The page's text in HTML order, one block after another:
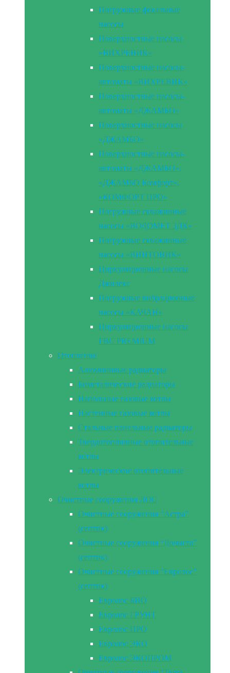
Погружные фекальные
насосы
Поверхностные насосы
«ВИХРЕВИК»
Поверхностные насосы-
автоматы «ВИХРЕВИК»
Поверхностные насосы-
автоматы «ДЖАМБО»
Поверхностные насосы
«ДЖАМБО»
Поверхностные насосы-
автоматы «ДЖАМБО»,
«ДЖАМБО Комфорт»,
«КОМФОРТ ПРО»
Погружные скважинные
насосы «ВОДОМЕТ 3ДК»
Погружные скважинные
насосы «ВИНТОВИК»
Циркуляционные насосы
Джилекс
Погружные вибрационные
насосы «КАЧАН»
Циркуляционные насосы
ГВС PREMIUM
Отопление
Алюминивые радиаторы
Биметалические радиаторы
Напольные газовые котлы
Настенные газовые котлы
Стальные панельные радиаторы
Твердотопливные отопительные
котлы
Электрические отопительные
котлы
Очистные сооружения ЛОС
Очистные сооружения “Астра”
(септик)
Очистные сооружения “Дочиста”
(септик)
Очистные сооружения “Евролос”
(септик)
Евролос БИО
Евролос ГРУНТ
Евролос ПРО
Евролос ЭКО
Евролос ЭКОПРОМ